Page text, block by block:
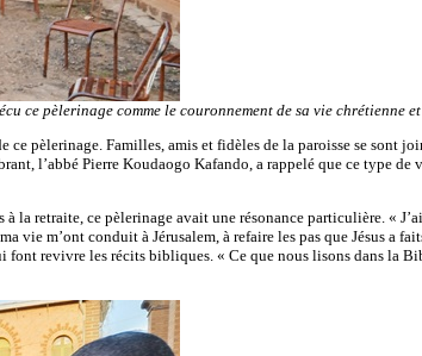
ce pèlerinage comme le couronnement de sa vie chrétienne
pèlerinage. Familles, amis et fidèles de la paroisse se sont
l’abbé Pierre Koudaogo Kafando, a rappelé que ce type
la retraite, ce pèlerinage avait une résonance particulière. «
vie m’ont conduit à Jérusalem, à refaire les pas que Jésus
revivre les récits bibliques. « Ce que nous lisons dans la